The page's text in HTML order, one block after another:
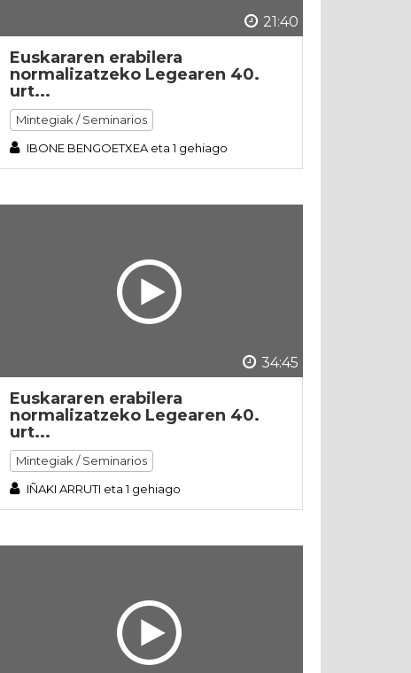
21:40
Euskararen erabilera
normalizatzeko Legearen 40.
urt...
Mintegiak / Seminarios
IBONE BENGOETXEA eta 1 gehiago
34:45
Euskararen erabilera
normalizatzeko Legearen 40.
urt...
Mintegiak / Seminarios
IÑAKI ARRUTI eta 1 gehiago